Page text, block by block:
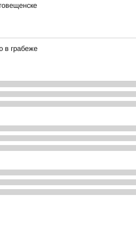
в грабеже